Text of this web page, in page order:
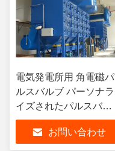
電気発電所用 角電磁パ
ルスバルブ パーソナラ
イズされたパルスバル
ブ
お問い合わせ